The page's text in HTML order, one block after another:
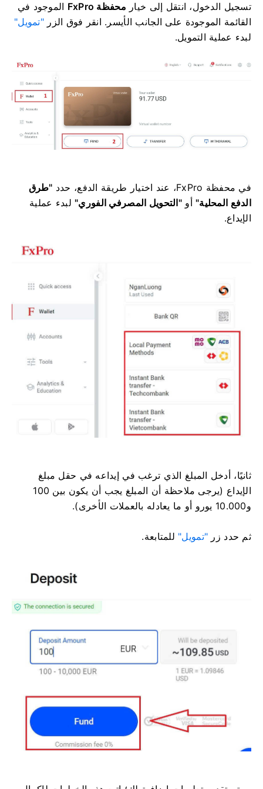
تسجيل الدخول، انتقل إلى خيار محفظة FxPro
الموجود في
القائمة الموجودة على الجانب الأيسر. انقر فوق الزر "تمويل"
لبدء عملية التمويل.
في محفظة FxPro، عند اختيار طريقة الدفع، حدد
"طرق
الدفع المحلية" أو"التحويل المصرفي الفوري" لبدء عملية
الإيداع.
ثانيًا، أدخل المبلغ الذي ترغب في إيداعه في حقل مبلغ
الإيداع (يرجى ملاحظة أن المبلغ يجب أن يكون بين 100
و10.000 يورو أو ما يعادله بالعملات الأخرى).
ثم حدد زر "تمويل" للمتابعة.